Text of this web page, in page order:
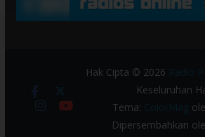
Hak Cipta © 2026 Radio
Keseluruhan
Tema: ColorMag
Dipersembahkan